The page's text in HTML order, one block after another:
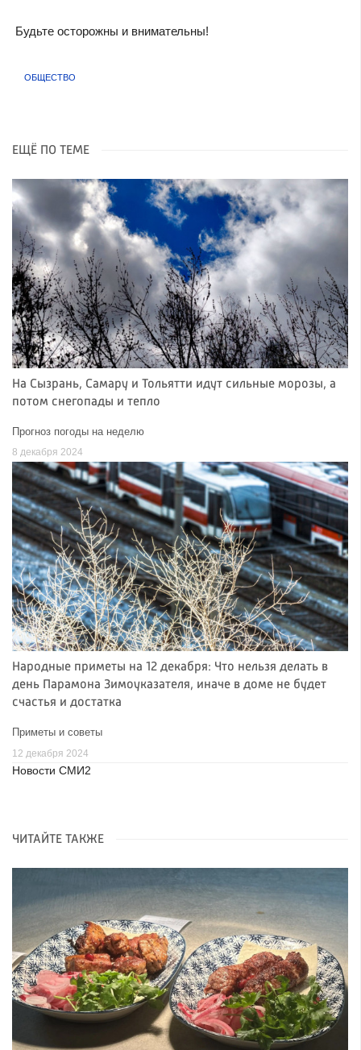
Будьте осторожны и внимательны!
ОБЩЕСТВО
ЕЩЁ ПО ТЕМЕ
На Сызрань, Самару и Тольятти идут сильные морозы, а
потом снегопады и тепло
Прогноз погоды на неделю
8 декабря 2024
Народные приметы на 12 декабря: Что нельзя делать в
день Парамона Зимоуказателя, иначе в доме не будет
счастья и достатка
Приметы и советы
12 декабря 2024
Новости СМИ2
ЧИТАЙТЕ ТАКЖЕ